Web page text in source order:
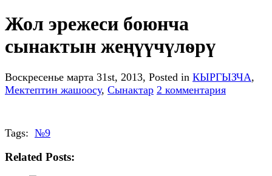
Жол эрежеси боюнча
сынактын жеңүүчүлѳрү
Воскресенье марта 31st, 2013, Posted in КЫРГЫЗЧА,
Мектептин жашоосу, Сынактар 2 комментария
Tags: №9
Related Posts: